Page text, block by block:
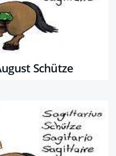
Schütze